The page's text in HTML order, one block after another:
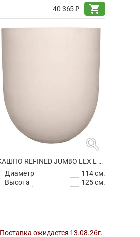
40 365 ₽
shopping_cart
search
КАШПО REFINED JUMBO LEX L NATURAL WHITE
Диаметр
114 см.
Высота
125 см.
Поставка ожидается 13.08.26г.